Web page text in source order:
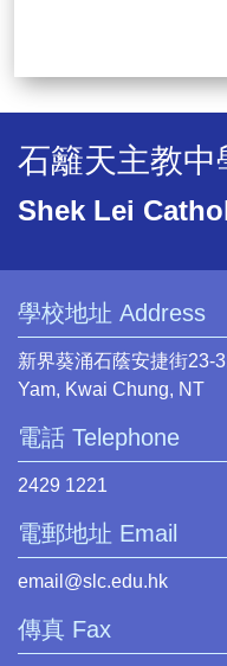
石籬天主教中
Shek Lei
學校地址 Address
新界葵涌石蔭安捷街23-
Yam, Kwai Chung, NT
電話 Telephone
2429 1221
電郵地址 Email
email@slc.edu.hk
傳真 Fax